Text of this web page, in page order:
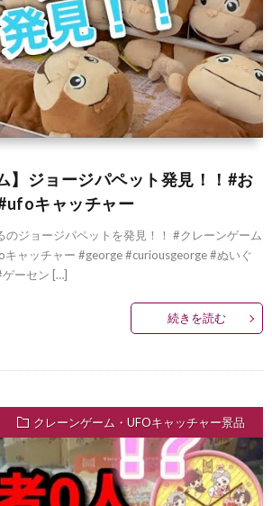
】ジョージパペット発見！！#お
キャッチャー
のジョージパペットを発見！！ #クレーンゲーム
ャッチャー #george #curiousgeorge #ぬいぐ
ーセン […]
続きを読む
クレーンゲーム・UFOキャッチャー景品